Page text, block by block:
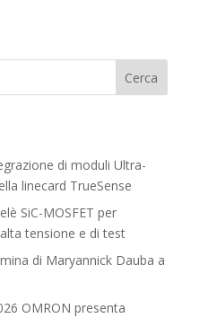
Cerca
di moduli Ultra-
linecard TrueSense
SiC-MOSFET per
tensione e di test
di Maryannick Dauba a
OMRON presenta